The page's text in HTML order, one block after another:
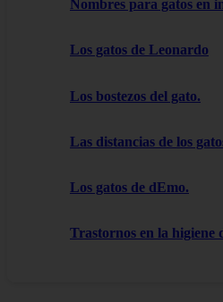
Nombres para gatos en
Los gatos de Leonardo
Los bostezos del gato.
Las distancias de los
Los gatos de dEmo.
Trastornos en la higiene